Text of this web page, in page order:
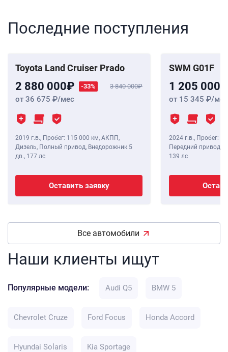
Последние поступления
Toyota Land Cruiser Prado
2 880 000 -33% 3 840 000
от 36 675 /мес
2019 г.в., Пробег: 115 000 км, АКПП,
Дизель, Полный привод, Внедорожник 5
дв., 177 лс
Оставить заявку
SWM G01F
1 205 000
от 15 345 /мес
2024 г.в., Пробег: 8
Передний привод,
139 лс
Все автомобили
Наши клиенты ищут
Популярные модели: Audi Q5 BMW 5
Chevrolet Cruze Ford Focus Honda Accord
Hyundai Solaris Kia Sportage